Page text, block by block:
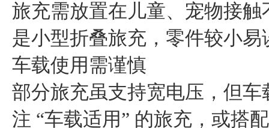
旅充需放置在儿童、宠物接
是小型折叠旅充，零件较小易
车载使用需谨慎
部分旅充虽支持宽电压，但
注 “车载适用” 的旅充，或搭